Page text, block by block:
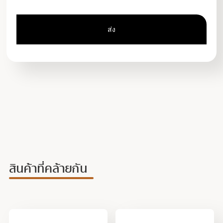
สินค้าที่คล้ายกัน